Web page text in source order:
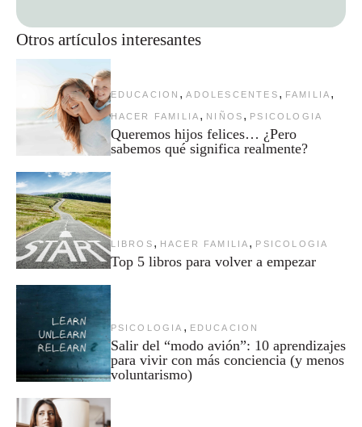
Otros artículos interesantes
EDUCACION , ADOLESCENTES , FAMILIA ,
HACER FAMILIA , NIÑOS , PSICOLOGIA
Queremos hijos felices… ¿Pero
sabemos qué significa realmente?
LIBROS , HACER FAMILIA , PSICOLOGIA
Top 5 libros para volver a empezar
PSICOLOGIA , EDUCACION
Salir del “modo avión”: 10 aprendizajes
para vivir con más conciencia (y menos
voluntarismo)